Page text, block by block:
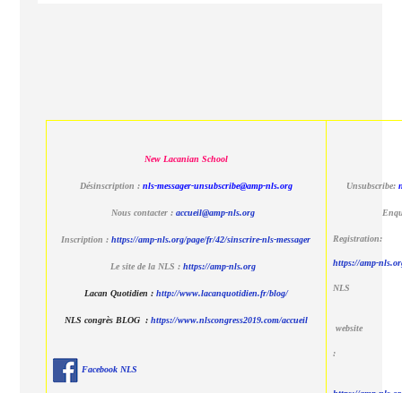
New Lacanian School
Désinscription : nls-messager-unsubscribe@amp-nls.org
Nous contacter :accueil@amp-nls.org
Inscription :https://amp-nls.org/page/fr/42/sinscrire-nls-messager
Le site de la NLS :https://amp-nls.org
Lacan Quotidien : http://www.lacanquotidien.fr/blog/
NLS congrès BLOG : https://www.nlscongress2019.com/accueil
Facebook NLS
Unsubscribe:
Registration:
https://amp-
NLS
website
: